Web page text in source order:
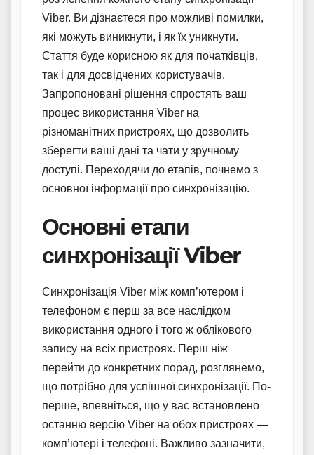
Viber. Ви дізнаєтеся про можливі помилки,
які можуть виникнути, і як їх уникнути.
Стаття буде корисною як для початківців,
так і для досвідчених користувачів.
Запропоновані рішення спростять ваш
процес використання Viber на
різноманітних пристроях, що дозволить
зберегти ваші дані та чати у зручному
доступі. Переходячи до етапів, почнемо з
основної інформації про синхронізацію.
Основні етапи
синхронізації Viber
Синхронізація Viber між комп’ютером і
телефоном є перш за все наслідком
використання одного і того ж облікового
запису на всіх пристроях. Перш ніж
перейти до конкретних порад, розглянемо,
що потрібно для успішної синхронізації. По-
перше, впевніться, що у вас встановлено
останню версію Viber на обох пристроях —
комп’ютері і телефоні. Важливо зазначити,